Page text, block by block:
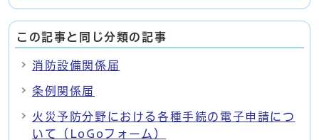
この記事と同じ分類の記事
消防設備関係届
条例関係届
火災予防分野における各種手続の電子申請につ
いて（LoGoフォーム）